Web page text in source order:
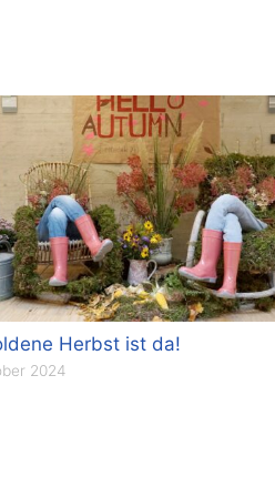
Herbst ist da!
2024